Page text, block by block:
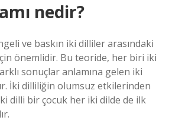
nedir?
ve baskın iki dilliler arasındaki
önemlidir. Bu teoride, her biri iki
sonuçlar anlamına gelen iki
İki dilliliğin olumsuz etkilerinden
dilli bir çocuk her iki dilde de ilk